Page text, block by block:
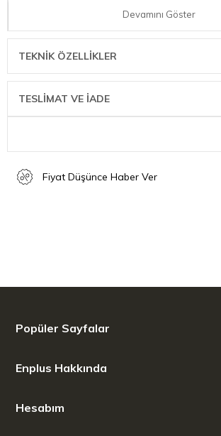
Kullanımı, temizliği ve saklaması kolay
Yükseklik: 40 cm
Uzunluk: 6,5 cm
Genişlik: 8 cm
Ağırlık: 0,05 kg
Devamını Göster
TEKNIK ÖZELLIKLER
TESLİMAT VE İADE
Fiyat Düşünce Haber Ver
Popüler Sayfalar
Enplus Hakkında
Hesabım